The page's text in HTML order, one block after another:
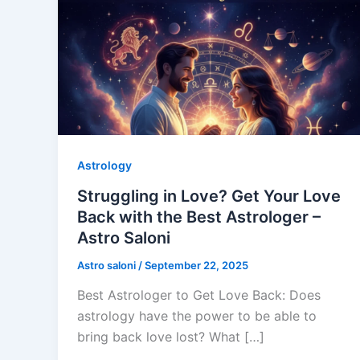
Astrology
Struggling in Love? Get Your Love
Back with the Best Astrologer –
Astro Saloni
Astro saloni /September 22, 2025
Best Astrologer to Get Love Back: Does
astrology have the power to be able to
bring back love lost? What […]